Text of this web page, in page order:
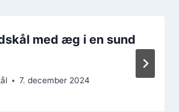
med æg i en sund
7. december 2024